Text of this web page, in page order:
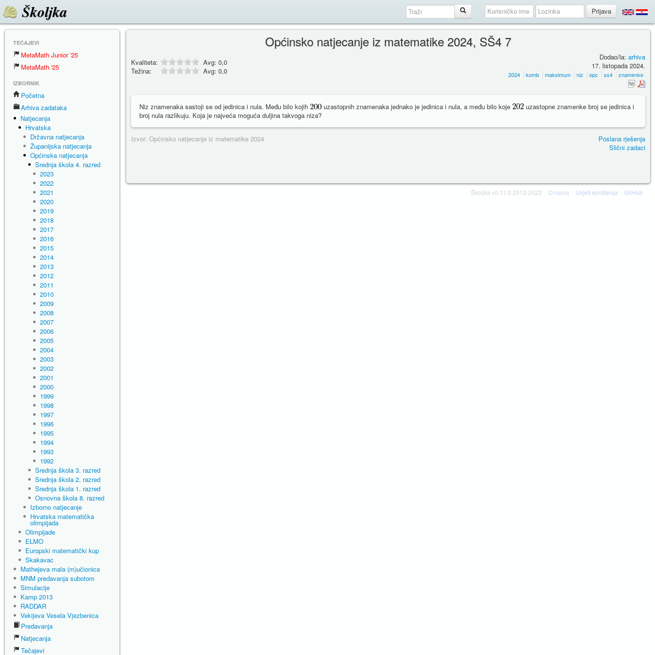
Školjka
TEČAJEVI
MetaMath Junior '25
MetaMath '25
IZBORNIK
Početna
Arhiva zadataka
Natjecanja
Hrvatska
Državna natjecanja
Županijska natjecanja
Općinska natjecanja
Srednja škola 4. razred
2023
2022
2021
2020
2019
2018
2017
2016
2015
2014
2013
2012
2011
2010
2009
2008
2007
2006
2005
2004
2003
2002
2001
2000
1999
1998
1997
1996
1995
1994
1993
1992
Srednja škola 3. razred
Srednja škola 2. razred
Srednja škola 1. razred
Osnovna škola 8. razred
Izborno natjecanje
Hrvatska matematička
olimpijada
Olimpijade
ELMO
Europski matematički kup
Skakavac
Mathejeva mala (m)učionica
MNM predavanja subotom
Simulacije
Kamp 2013
RADDAR
Vekijeva Vesela Vjezbenica
Predavanja
Natjecanja
Tečajevi
Općinsko natjecanje iz matematike 2024, SŠ4 7
Kvaliteta: Avg: 0,0
Težina:
Avg: 0,0
Dodao/la: arhiva
17. listopada 2024.
2024 komb maksimum niz opc ss4 znamenke
Niz znamenaka sastoji se od jedinica i nula. Među bilo kojih uzastopnih znamenaka jednako je jedinica i nula, a među bilo koje
uzastopne znamenke broj se jedinica i
broj nula razlikuju. Koja je najveća moguća duljina takvoga niza?
Izvor: Općinsko natjecanje iz matematike 2024
Poslana rješenja
Slični zadaci
Školjka v0.11.0 2012-2022 O nama Uvjeti korištenja GitHub